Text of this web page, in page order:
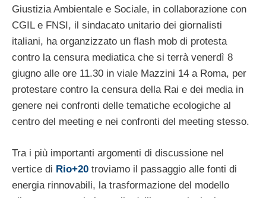
Giustizia Ambientale e Sociale, in collaborazione con
CGIL e FNSI, il sindacato unitario dei giornalisti
italiani, ha organzizzato un flash mob di protesta
contro la censura mediatica che si terrà venerdì 8
giugno alle ore 11.30 in viale Mazzini 14 a Roma, per
protestare contro la censura della Rai e dei media in
genere nei confronti delle tematiche ecologiche al
centro del meeting e nei confronti del meeting stesso.
Tra i più importanti argomenti di discussione nel
vertice di Rio+20 troviamo il passaggio alle fonti di
energia rinnovabili, la trasformazione del modello